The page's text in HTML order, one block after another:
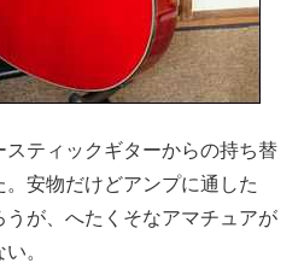
ティックギターからの持ち替
安物だけどアンプに通した
が、へたくそなアマチュアが
。